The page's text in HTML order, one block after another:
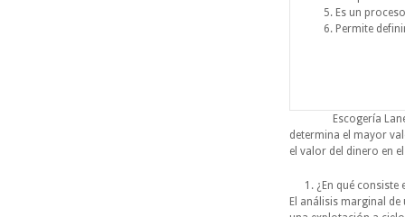
Es un
Permite
Escogería Lane
determina el mayor
el valor del dinero en
¿En qué
El análisis marginal